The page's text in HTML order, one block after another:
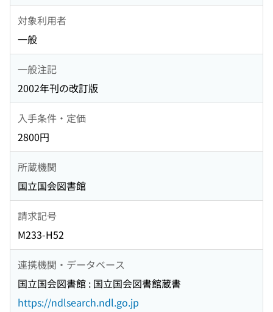
対象利用者
一般
一般注記
2002年刊の改訂版
入手条件・定価
2800円
所蔵機関
国立国会図書館
請求記号
M233-H52
連携機関・データベース
国立国会図書館 : 国立国会図書館蔵書
https://ndlsearch.ndl.go.jp